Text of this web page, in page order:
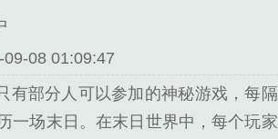
08 01:09:47
有部分人可以参加的神秘游戏，每隔
一场末日。在末日世界中，每个玩家